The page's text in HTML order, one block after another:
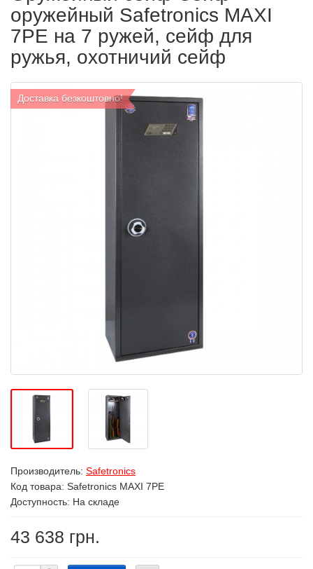
оружейный Safetronics MAXI
7РЕ на 7 ружей, сейф для
ружья, охотничий сейф
Доставка безкоштовно!
Производитель: Safetronics
Код товара: Safetronics MAXI 7РЕ
Доступность: На складе
43 638 грн.